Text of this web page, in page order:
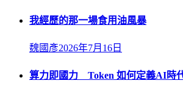
我經歷的那一場食用油風暴
魏國彥2026年7月16日
算力即國力 Token 如何定義AI時